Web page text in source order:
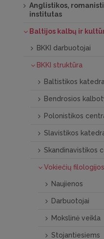
Anglistikos,
institutas
Baltijos kalbų ir
BKKI darbuotojai
BKKI struktūra
Baltistikos
Bendrosios
Polonistikos
Slavistikos
Skandinavistikos
Vokiečių
Naujienos
Darbuotojai
Mokslinė veikla
Stojantiesiems